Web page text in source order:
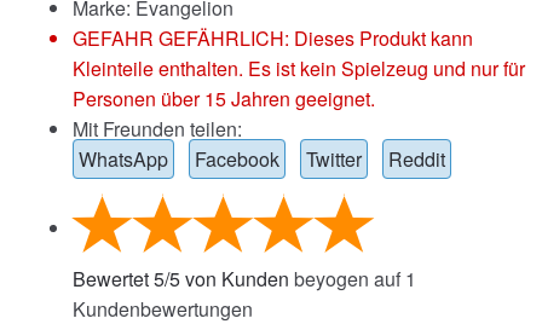
Marke: Evangelion
GEFAHR GEFÄHRLICH: Dieses Produkt kann
Kleinteile enthalten. Es ist kein Spielzeug und nur für
Personen über 15 Jahren geeignet.
Mit Freunden teilen:
WhatsApp
Facebook Twitter Reddit
Bewertet5/5von Kunden beyogen auf 1
Kundenbewertungen